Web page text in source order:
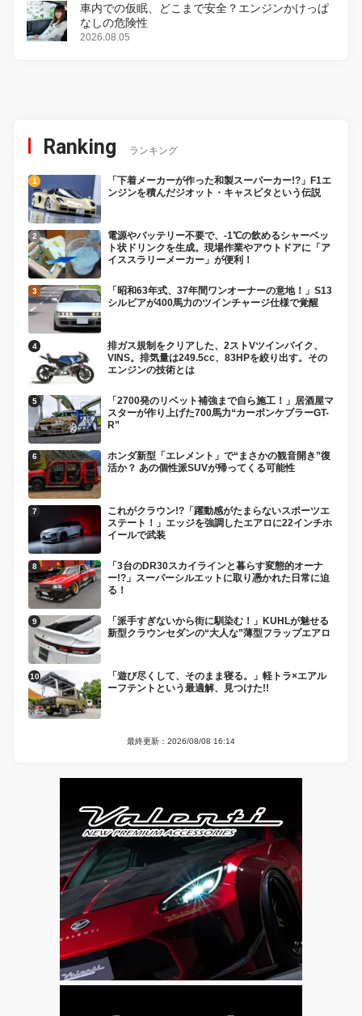
車内での仮眠、どこまで安全？エンジンかけっぱ
なしの危険性
2026.08.05
Ranking ランキング
「下着メーカーが作った和製スーパーカー!?」F1エ
ンジンを積んだジオット・キャスピタという伝説
電源やバッテリー不要で、-1℃の飲めるシャーベッ
ト状ドリンクを生成。現場作業やアウトドアに「ア
イススラリーメーカー」が便利！
「昭和63年式、37年間ワンオーナーの意地！」S13
シルビアが400馬力のツインチャージ仕様で覚醒
排ガス規制をクリアした、2ストVツインバイク、
VINS。排気量は249.5cc、83HPを絞り出す。その
エンジンの技術とは
「2700発のリベット補強まで自ら施工！」居酒屋マ
スターが作り上げた700馬力“カーボンケブラーGT-
R”
ホンダ新型「エレメント」で“まさかの観音開き”復
活か？ あの個性派SUVが帰ってくる可能性
これがクラウン!?「躍動感がたまらないスポーツエ
ステート！」エッジを強調したエアロに22インチホ
イールで武装
「3台のDR30スカイラインと暮らす変態的オーナ
ー!?」スーパーシルエットに取り憑かれた日常に迫
る！
「派手すぎないから街に馴染む！」KUHLが魅せる
新型クラウンセダンの“大人な”薄型フラップエアロ
「遊び尽くして、そのまま寝る。」軽トラ×エアル
ーフテントという最適解、見つけた!!
最終更新：2026/08/08 16:14